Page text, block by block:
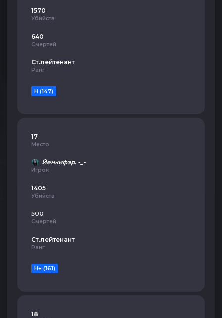
1570
Убийств
640
Смертей
Ст.лейтенант
Ранг
H (147)
17
Место
Йеннифэр. -_-
Игрок
1405
Убийств
500
Смертей
Ст.лейтенант
Ранг
H+ (161)
18